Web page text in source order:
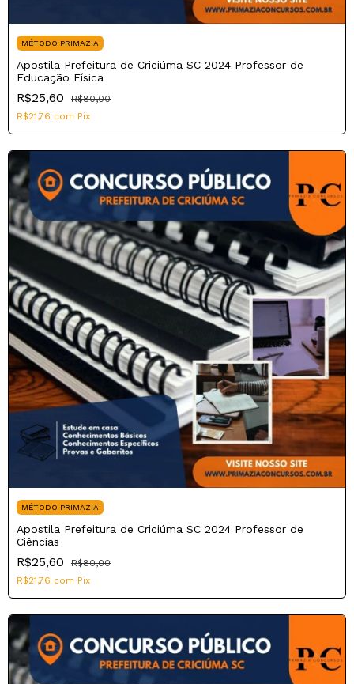
MÉTODO PRIMAZIA
Apostila Prefeitura de Criciúma SC 2024 Professor de
Educação Física
R$25,60
R$80,00
R$21,76 com Pix
MÉTODO PRIMAZIA
Apostila Prefeitura de Criciúma SC 2024 Professor de
Ciências
R$25,60
R$80,00
R$21,76 com Pix